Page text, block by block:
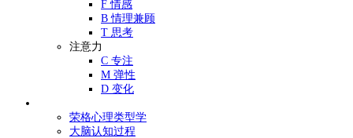
F 情感
B 情理兼顾
T 思考
注意力
C 专注
M 弹性
D 变化
荣格心理类型学
大脑认知过程